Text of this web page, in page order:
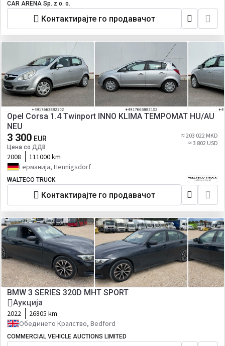
CAR ARENA Sp. z o. o.
Контактирајте го продавачот
Opel Corsa 1.4 Twinport INNO KLIMA TEMPOMAT HU/AU
NEU
3 300 EUR
Цена со ДДВ
≈ 203 022 MKD
≈ 3 802 USD
2008
111000 km
Германија, Hennigsdorf
WALTECO TRUCK
Контактирајте го продавачот
BMW 3 SERIES 320D MHT SPORT
Аукција
2022
26805 km
Обединето Кралство, Bedford
COMMERCIAL VEHICLE AUCTIONS LIMITED